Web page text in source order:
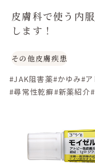
皮膚科で使う内
します！
その他皮膚疾患
#JAK阻害薬#かゆみ#ア
#尋常性乾癬#新薬紹介